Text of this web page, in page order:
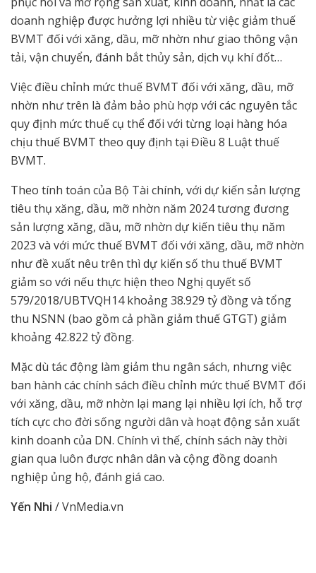
doanh nghiệp được hưởng lợi nhiều từ việc giảm thuế
BVMT đối với xăng, dầu, mỡ nhờn như giao thông vận
tải, vận chuyển, đánh bắt thủy sản, dịch vụ khí đốt…
Việc điều chỉnh mức thuế BVMT đối với xăng, dầu, mỡ
nhờn như trên là đảm bảo phù hợp với các nguyên tắc
quy định mức thuế cụ thể đối với từng loại hàng hóa
chịu thuế BVMT theo quy định tại Điều 8 Luật thuế
BVMT.
Theo tính toán của Bộ Tài chính, với dự kiến sản lượng
tiêu thụ xăng, dầu, mỡ nhờn năm 2024 tương đương
sản lượng xăng, dầu, mỡ nhờn dự kiến tiêu thụ năm
2023 và với mức thuế BVMT đối với xăng, dầu, mỡ nhờn
như đề xuất nêu trên thì dự kiến số thu thuế BVMT
giảm so với nếu thực hiện theo Nghị quyết số
579/2018/UBTVQH14 khoảng 38.929 tỷ đồng và tổng
thu NSNN (bao gồm cả phần giảm thuế GTGT) giảm
khoảng 42.822 tỷ đồng.
Mặc dù tác động làm giảm thu ngân sách, nhưng việc
ban hành các chính sách điều chỉnh mức thuế BVMT đối
với xăng, dầu, mỡ nhờn lại mang lại nhiều lợi ích, hỗ trợ
tích cực cho đời sống người dân và hoạt động sản xuất
kinh doanh của DN. Chính vì thế, chính sách này thời
gian qua luôn được nhân dân và cộng đồng doanh
nghiệp ủng hộ, đánh giá cao.
Yến Nhi / VnMedia.vn